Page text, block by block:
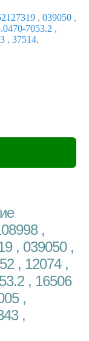
, 039050 ,
7053.2 ,
, 37514,
,
, 039050 ,
, 12074 ,
, 16506
,
,